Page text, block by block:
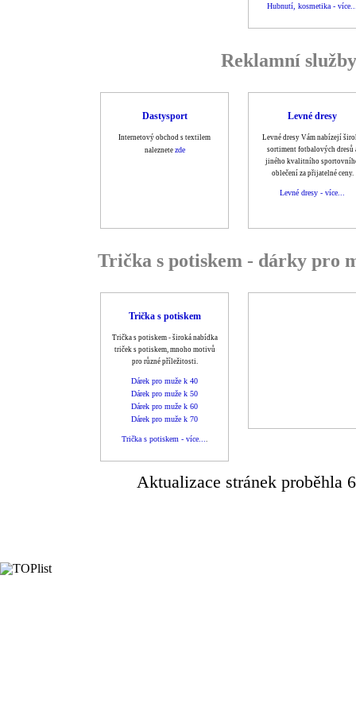
Hubnutí, kosmetika -
Reklamní
Dastysport
Internetový obchod s textilem
naleznete zde
Levné dresy
Levné dresy Vám nabízejí
sortiment fotbalových dresů
jiného kvalitního
oblečení za přijatelné ceny.
Levné dresy - více...
Trička s potiskem - dárky pro
Trička s potiskem
Trička s potiskem - široká nabídka
triček s potiskem, mnoho motivů
pro různé příležitosti.
Dárek pro muže k 40
Dárek pro muže k 50
Dárek pro muže k 60
Dárek pro muže k 70
Trička s potiskem - více...
Aktualizace stránek proběhla